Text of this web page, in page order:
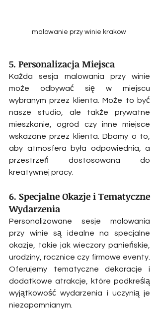
malowanie przy winie krakow
5. Personalizacja Miejsca
Każda sesja malowania przy winie
może odbywać się w miejscu
wybranym przez klienta. Może to być
nasze studio, ale także prywatne
mieszkanie, ogród czy inne miejsce
wskazane przez klienta. Dbamy o to,
aby atmosfera była odpowiednia, a
przestrzeń dostosowana do
kreatywnej pracy.
6. Specjalne Okazje i Tematyczne
Wydarzenia
Personalizowane sesje malowania
przy winie są idealne na specjalne
okazje, takie jak wieczory panieńskie,
urodziny, rocznice czy firmowe eventy.
Oferujemy tematyczne dekoracje i
dodatkowe atrakcje, które podkreślą
wyjątkowość wydarzenia i uczynią je
niezapomnianym.